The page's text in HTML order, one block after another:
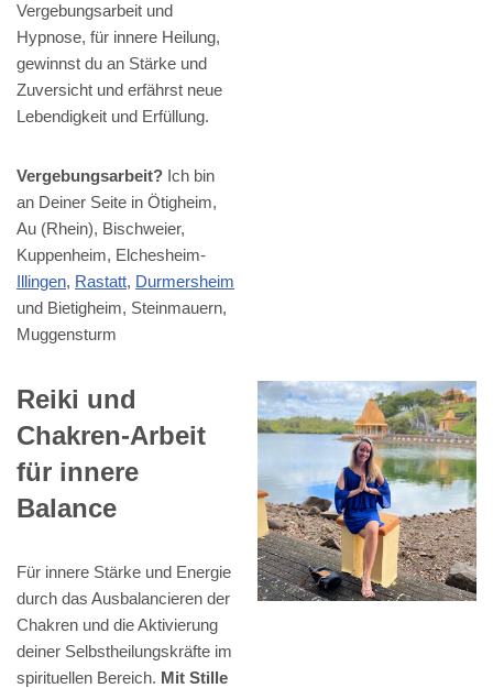
Vergebungsarbeit und
Hypnose, für innere Heilung,
gewinnst du an Stärke und
Zuversicht und erfährst neue
Lebendigkeit und Erfüllung.
Vergebungsarbeit? Ich bin
an Deiner Seite in Ötigheim,
Au (Rhein), Bischweier,
Kuppenheim, Elchesheim-
Illingen, Rastatt, Durmersheim
und Bietigheim, Steinmauern,
Muggensturm
Reiki und
Chakren-Arbeit
für innere
Balance
Für innere Stärke und Energie
durch das Ausbalancieren der
Chakren und die Aktivierung
deiner Selbstheilungskräfte im
spirituellen Bereich. Mit Stille